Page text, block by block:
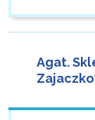
Agat.